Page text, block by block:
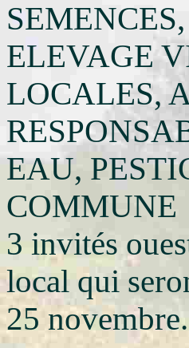
ELEVAGE
LOCALES,
EAU,
COMMUNE
3 invités
local qui
25 novembre.